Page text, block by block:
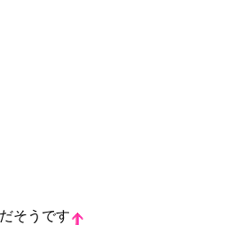
そうです